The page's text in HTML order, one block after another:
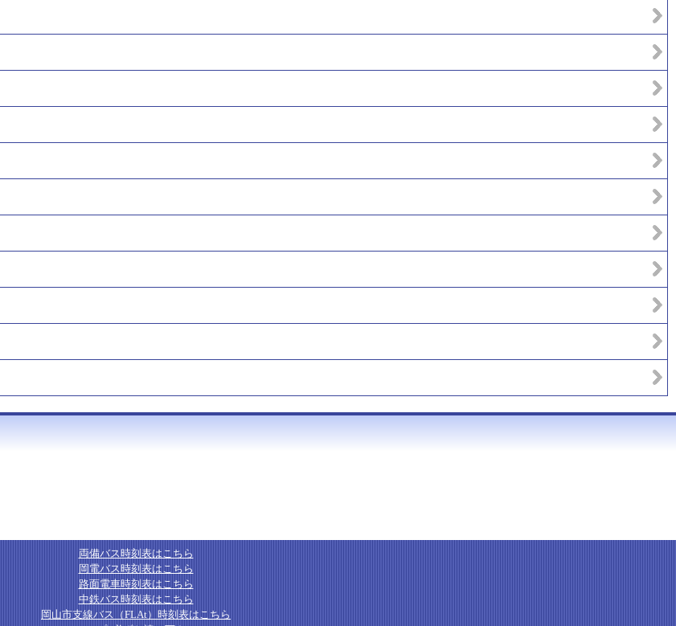
両備バス時刻表はこちら
岡電バス時刻表はこちら
路面電車時刻表はこちら
中鉄バス時刻表はこちら
岡山市支線バス（FLAt）時刻表はこちら